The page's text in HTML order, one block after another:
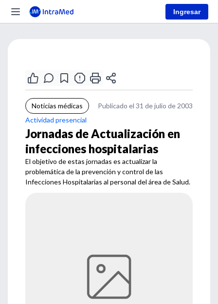
Ingresar
Noticias médicas
Publicado el 31 de julio de 2003
Actividad presencial
Jornadas de Actualización en
infecciones hospitalarias
El objetivo de estas jornadas es actualizar la
problemática de la prevención y control de las
Infecciones Hospitalarias al personal del área de Salud.